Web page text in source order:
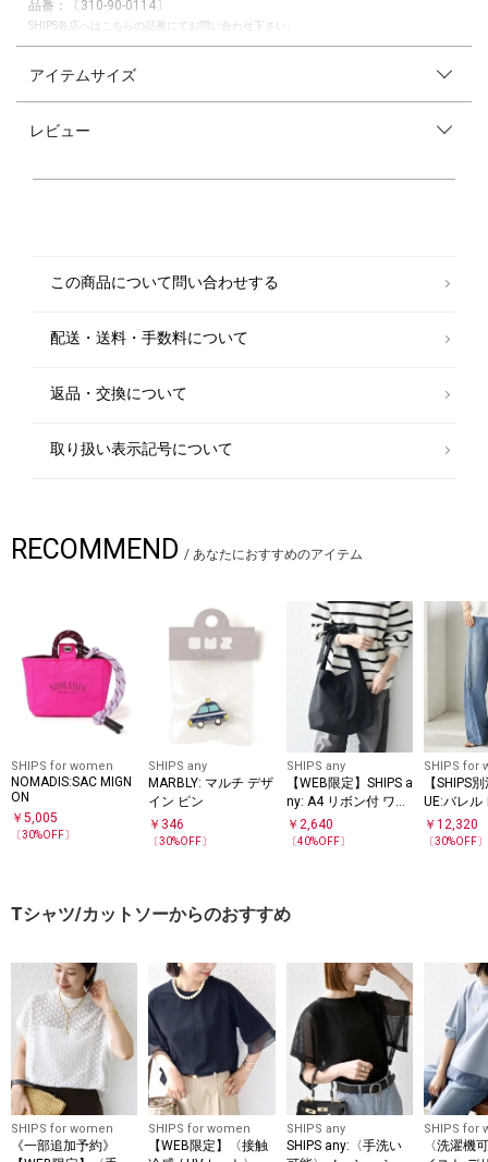
品番：〔310-90-0114〕
SHIPS各店へはこちらの品番にてお問い合わせ下さい。
■デザイン
■別注ポイント
カラー配色も一から別注で決めた、ここでしか手に入らない限定仕様で
す。
【Drifter】（ドリフター）
元々パラシュートを作る会社だったDrifterは、友人や親しい顧客であった
体に馴染み易く優れた耐久性を誇るドリフターのアイテム達は、長年使用
する事で人間が年齢を重ねるのと同様より深い味わいと独特の存在感を放
※撮影環境により商品の色味が異なって見える場合がございます。商品の
お色味は、物撮り画像をご参考にしてください。
※末永く愛用頂く為に、アテンションタグを必ずご確認の上、着用又はお
取り扱いください。
※画像の商品はサンプルです。
実際の商品と仕様、加工、サイズが若干異なる場合がございます。
アイテムサイズ
レビュー
この商品について問い合わせする
配送・送料・手数料について
返品・交換について
取り扱い表示記号について
RECOMMEND / あなたにおすすめのアイテム
SHIPS for women
NOMADIS:SAC MIGN
ON
￥ 5,005
〔30%OFF〕
SHIPS any
MARBLY: マルチ デザ
イン ピン
￥ 346
〔30%OFF〕
SHIPS any
【WEB限定】SHIPS a
ny: A4 リボン付 ワン
ハンドル バッグ
￥ 2,640
〔40%OFF〕
SHIPS for
【SHIPS
UE:バレル
ニム パン
￥12,320
〔30%OFF〕
Tシャツ/カットソーからのおすすめ
SHIPS for women
《一部追加予約》
SHIPS for women
【WEB限定】〈接触
SHIPS any
SHIPS any:〈手洗い
SHIPS for
〈洗濯機